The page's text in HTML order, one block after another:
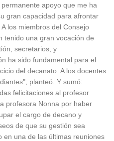
apoyo que me ha
gran capacidad para afrontar
los miembros del Consejo
tenido una gran vocación de
secretarios, y
ha sido fundamental para el
del decanato. A los docentes
planteó. Y sumó:
felicitaciones al profesor
profesora Nonna por haber
el cargo de decano y
de que su gestión sea
en una de las últimas reuniones